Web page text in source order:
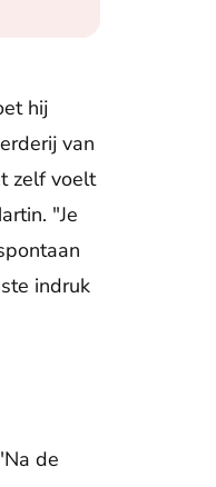
hij
van
zelf voelt
"Je
indruk
de